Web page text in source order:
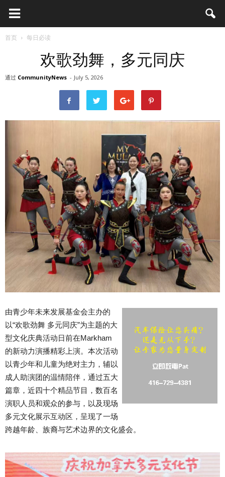
首页 每日必读
欢歌劲舞，多元同庆
通过 CommunityNews - July 5, 2026
由青少年未来发展基金会主办的
以“欢歌劲舞 多元同庆”为主题的大
型文化庆典活动日前在Markham
的新动力演播精彩上演。本次活动
以青少年和儿童为绝对主力，辅以
成人助演团的温情陪伴，通过五大
篇章，近四十个精品节目，数百名
演职人员和观众的参与，以及现场
多元文化展示互动区，呈现了一场
跨越年龄、族裔与艺术边界的文化盛会。